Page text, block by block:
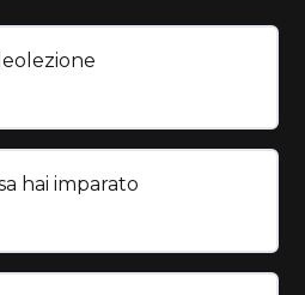
hai imparato